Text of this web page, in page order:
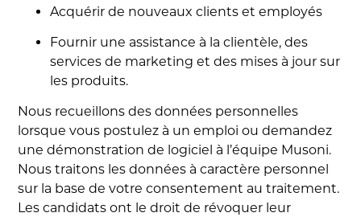
Acquérir de nouveaux clients et employés
Fournir une assistance à la clientèle, des
services de marketing et des mises à jour sur
les produits.
Nous recueillons des données personnelles
lorsque vous postulez à un emploi ou demandez
une démonstration de logiciel à l’équipe Musoni.
Nous traitons les données à caractère personnel
sur la base de votre consentement au traitement.
Les candidats ont le droit de révoquer leur